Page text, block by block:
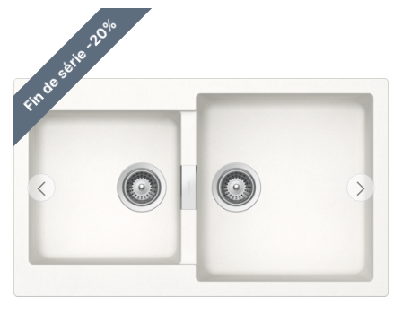
Fin de série -20%